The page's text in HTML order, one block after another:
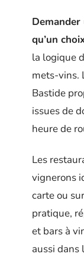
qu’un
la logique
mets-vins.
Bastide
issues de
heure de
Les
vignerons
carte ou
pratique,
et bars à
aussi dans